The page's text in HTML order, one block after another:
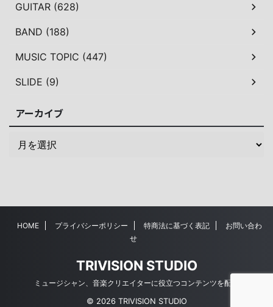
GUITAR (628)
BAND (188)
MUSIC TOPIC (447)
SLIDE (9)
アーカイブ
HOME プライバシーポリシー 特商法に基づく表記
お問い合わ
せ
TRIVISION STUDIO
ミュージシャン、音楽クリエイターに役立つコンテンツを配信
© 2026 TRIVISION STUDIO